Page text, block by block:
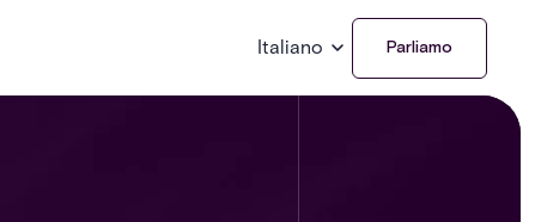
Italiano Parliamo